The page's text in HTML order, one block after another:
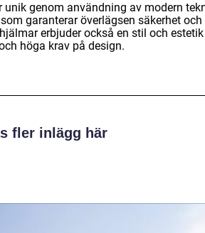
unik genom användning av modern
garanterar överlägsen säkerhet och
erbjuder också en stil och
höga krav på design.
fler inlägg här